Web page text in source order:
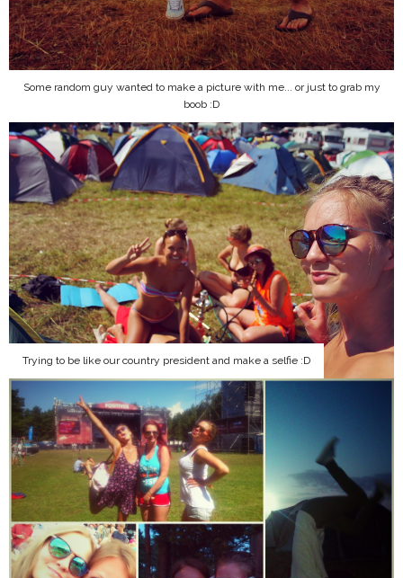
Some random guy wanted to make a picture with me... or just to grab my
boob :D
Trying to be like our country president and make a selfie :D